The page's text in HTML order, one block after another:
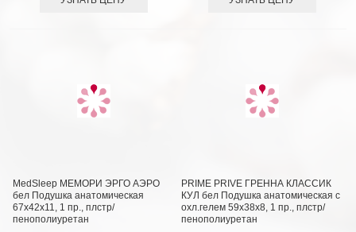
MedSleep МЕМОРИ ЭРГО АЭРО
бел Подушка анатомическая
67x42x11, 1 пр., плстр/
пенополиуретан
PRIME PRIVE ГРЕННА КЛАССИК
КУЛ бел Подушка анатомическая с
охл.гелем 59х38х8, 1 пр., плстр/
пенополиуретан